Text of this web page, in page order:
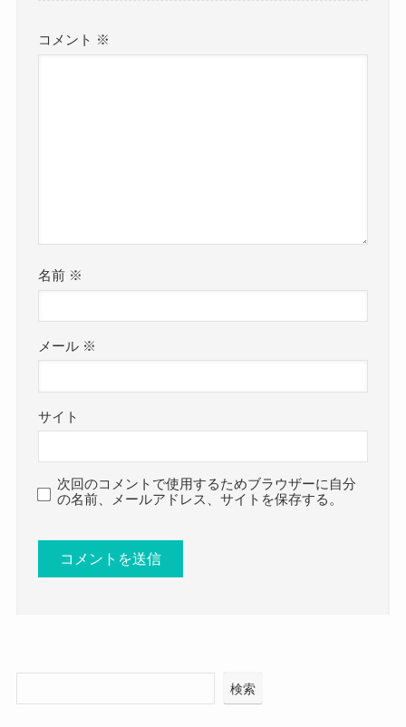
コメント ※
名前 ※
メール ※
サイト
次回のコメントで使用するためブラウザーに自分
の名前、メールアドレス、サイトを保存する。
検索